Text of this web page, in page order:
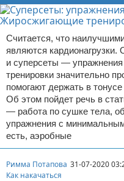
Считается, что
являются
и суперсеты —
тренировки значительно
помогают держать в
Об этом пойдет речь в
— работа по сушке тела,
упражнения с
есть, аэробные
Римма Потапова 31-07-2020
Как накачаться